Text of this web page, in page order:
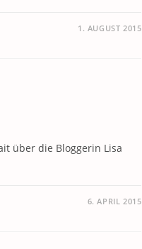
1. AUGUST 2015
über die Bloggerin Lisa
6. APRIL 2015